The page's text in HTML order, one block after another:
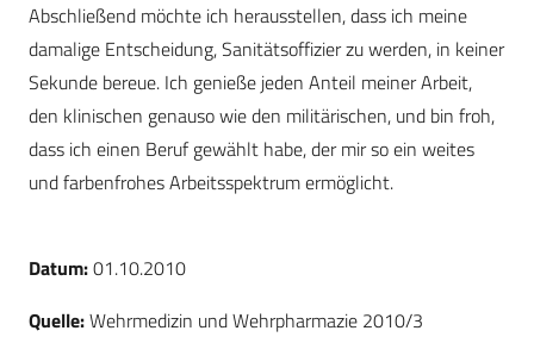
Abschließend möchte ich herausstellen, dass ich meine
damalige Entscheidung, Sanitätsoffizier zu werden, in keiner
Sekunde bereue. Ich genieße jeden Anteil meiner Arbeit,
den klinischen genauso wie den militärischen, und bin froh,
dass ich einen Beruf gewählt habe, der mir so ein weites
und farbenfrohes Arbeitsspektrum ermöglicht.
Datum:01.10.2010
Quelle:Wehrmedizin und Wehrpharmazie 2010/3